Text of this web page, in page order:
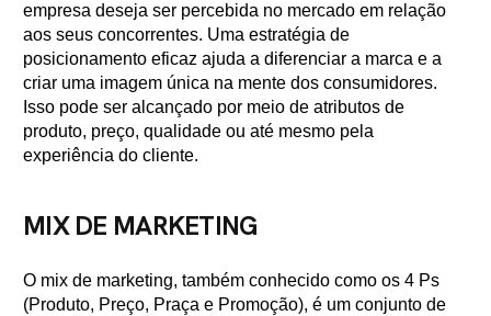
empresa deseja ser percebida no mercado em relação
aos seus concorrentes. Uma estratégia de
posicionamento eficaz ajuda a diferenciar a marca e a
criar uma imagem única na mente dos consumidores.
Isso pode ser alcançado por meio de atributos de
produto, preço, qualidade ou até mesmo pela
experiência do cliente.
MIX DE MARKETING
O mix de marketing, também conhecido como os 4 Ps
(Produto, Preço, Praça e Promoção), é um conjunto de